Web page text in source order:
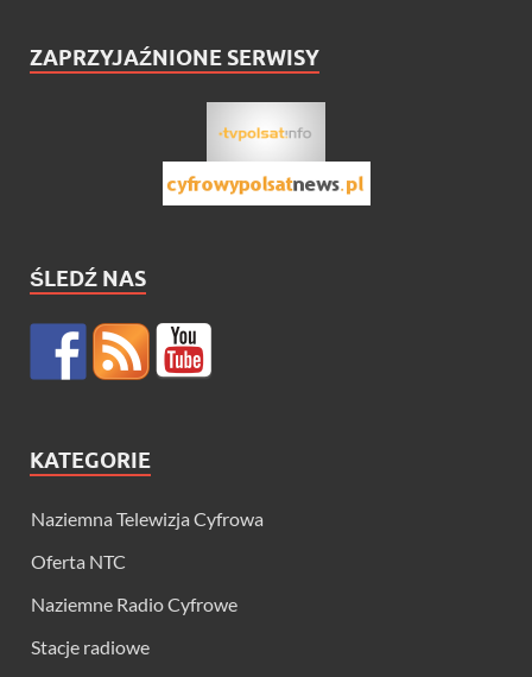
ZAPRZYJAŹNIONE SERWISY
ŚLEDŹ NAS
KATEGORIE
Naziemna Telewizja Cyfrowa
Oferta NTC
Naziemne Radio Cyfrowe
Stacje radiowe